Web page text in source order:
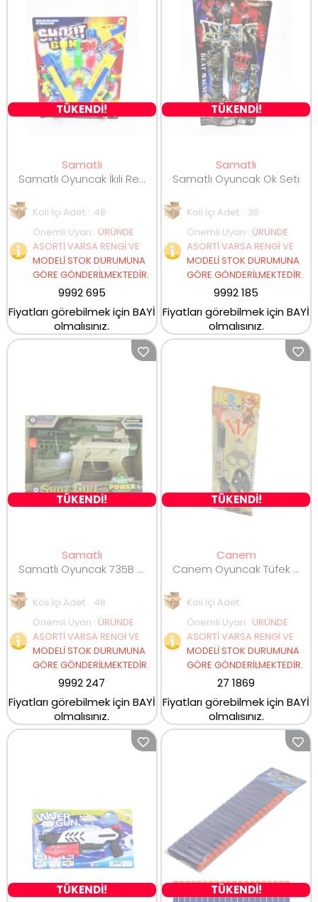
TÜKENDİ!
Samatlı
Samatlı Oyuncak İkili Renkli Tabanca
Koli İçi Adet : 48
Önemli Uyarı : ÜRÜNDE
ASORTİ VARSA RENGİ VE
MODELİ STOK DURUMUNA
GÖRE GÖNDERİLMEKTEDİR.
9992 695
Fiyatları görebilmek için BAYİ
olmalısınız.
TÜKENDİ!
Samatlı
Samatlı Oyuncak Ok Seti
Koli İçi Adet : 36
Önemli Uyarı : ÜRÜNDE
ASORTİ VARSA RENGİ VE
MODELİ STOK DURUMUNA
GÖRE GÖNDERİLMEKTEDİR.
9992 185
Fiyatları görebilmek için BAYİ
olmalısınız.
TÜKENDİ!
Samatlı
Samatlı Oyuncak 735B B/O Sesli Işıklı ve Titreşimli Silah
Koli İçi Adet : 48
Önemli Uyarı : ÜRÜNDE
ASORTİ VARSA RENGİ VE
MODELİ STOK DURUMUNA
GÖRE GÖNDERİLMEKTEDİR.
9992 247
Fiyatları görebilmek için BAYİ
olmalısınız.
TÜKENDİ!
Canem
Canem Oyuncak Tüfek Seti
Koli İçi Adet :
Önemli Uyarı : ÜRÜNDE
ASORTİ VARSA RENGİ VE
MODELİ STOK DURUMUNA
GÖRE GÖNDERİLMEKTEDİR.
27 1869
Fiyatları görebilmek için BAYİ
olmalısınız.
TÜKENDİ! TÜKENDİ!